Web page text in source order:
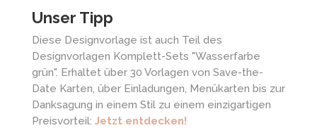
Unser Tipp
Diese Designvorlage ist auch Teil des
Designvorlagen Komplett-Sets "Wasserfarbe
grün". Erhaltet über 30 Vorlagen von Save-the-
Date Karten, über Einladungen, Menükarten bis zur
Danksagung in einem Stil zu einem einzigartigen
Preisvorteil: Jetzt entdecken!